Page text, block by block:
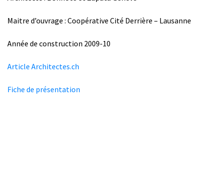
Maitre d’ouvrage : Coopérative Cité Derrière – Lausanne
Année de construction 2009-10
Article Architectes.ch
Fiche de présentation